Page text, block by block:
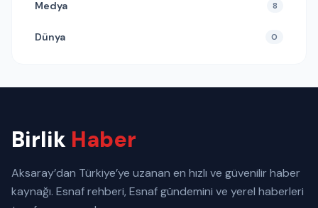
Medya 8
Dünya 0
Birlik Haber
Aksaray’dan Türkiye’ye uzanan en hızlı ve güvenilir haber
kaynağı. Esnaf rehberi, Esnaf gündemini ve yerel haberleri